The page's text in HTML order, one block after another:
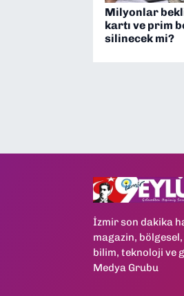
Milyonlar
kartı ve prim
silinecek mi?
İzmir son dakika
magazin,
bilim, teknoloji ve
Medya Grubu